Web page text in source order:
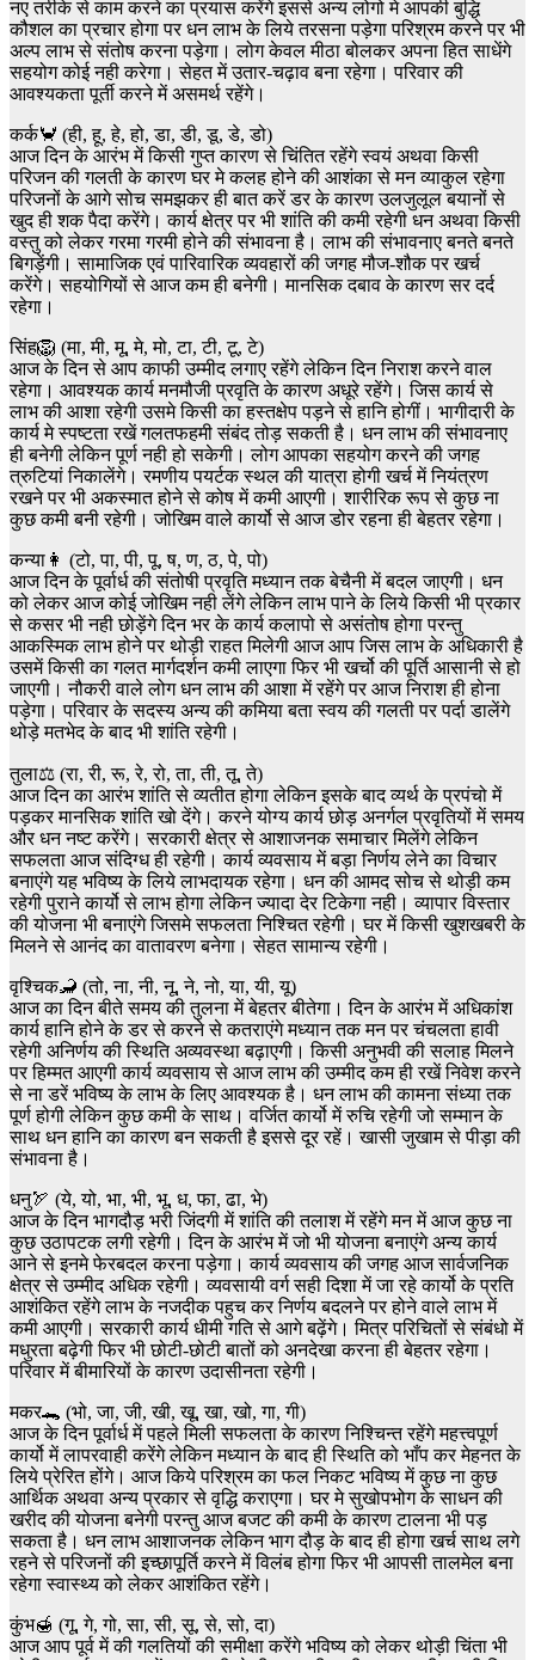
नए तरीके से काम करने का प्रयास करेंगे इससे अन्य लोगो मे आपकी बुद्धि
कौशल का प्रचार होगा पर धन लाभ के लिये तरसना पड़ेगा परिश्रम करने पर भी
अल्प लाभ से संतोष करना पड़ेगा। लोग केवल मीठा बोलकर अपना हित साधेंगे
सहयोग कोई नही करेगा। सेहत में उतार-चढ़ाव बना रहेगा। परिवार की
आवश्यकता पूर्ती करने में असमर्थ रहेंगे।
कर्क🦀 (ही, हू, हे, हो, डा, डी, डू, डे, डो)
आज दिन के आरंभ में किसी गुप्त कारण से चिंतित रहेंगे स्वयं अथवा किसी
परिजन की गलती के कारण घर मे कलह होने की आशंका से मन व्याकुल रहेगा
परिजनों के आगे सोच समझकर ही बात करें डर के कारण उलजुलूल बयानों से
खुद ही शक पैदा करेंगे। कार्य क्षेत्र पर भी शांति की कमी रहेगी धन अथवा किसी
वस्तु को लेकर गरमा गरमी होने की संभावना है। लाभ की संभावनाए बनते बनते
बिगड़ेंगी। सामाजिक एवं पारिवारिक व्यवहारों की जगह मौज-शौक पर खर्च
करेंगे। सहयोगियों से आज कम ही बनेगी। मानसिक दबाव के कारण सर दर्द
रहेगा।
सिंह🦁 (मा, मी, मू, मे, मो, टा, टी, टू, टे)
आज के दिन से आप काफी उम्मीद लगाए रहेंगे लेकिन दिन निराश करने वाल
रहेगा। आवश्यक कार्य मनमौजी प्रवृति के कारण अधूरे रहेंगे। जिस कार्य से
लाभ की आशा रहेगी उसमे किसी का हस्तक्षेप पड़ने से हानि होगीं। भागीदारी के
कार्य मे स्पष्टता रखें गलतफहमी संबंद तोड़ सकती है। धन लाभ की संभावनाए
ही बनेगी लेकिन पूर्ण नही हो सकेगी। लोग आपका सहयोग करने की जगह
त्रुटियां निकालेंगे। रमणीय पयर्टक स्थल की यात्रा होगी खर्च में नियंत्रण
रखने पर भी अकस्मात होने से कोष में कमी आएगी। शारीरिक रूप से कुछ ना
कुछ कमी बनी रहेगी। जोखिम वाले कार्यो से आज डोर रहना ही बेहतर रहेगा।
कन्या👩 (टो, पा, पी, पू, ष, ण, ठ, पे, पो)
आज दिन के पूर्वार्ध की संतोषी प्रवृति मध्यान तक बेचैनी में बदल जाएगी। धन
को लेकर आज कोई जोखिम नही लेंगे लेकिन लाभ पाने के लिये किसी भी प्रकार
से कसर भी नही छोड़ेंगे दिन भर के कार्य कलापो से असंतोष होगा परन्तु
आकस्मिक लाभ होने पर थोड़ी राहत मिलेगी आज आप जिस लाभ के अधिकारी है
उसमें किसी का गलत मार्गदर्शन कमी लाएगा फिर भी खर्चो की पूर्ति आसानी से हो
जाएगी। नौकरी वाले लोग धन लाभ की आशा में रहेंगे पर आज निराश ही होना
पड़ेगा। परिवार के सदस्य अन्य की कमिया बता स्वय की गलती पर पर्दा डालेंगे
थोड़े मतभेद के बाद भी शांति रहेगी।
तुला⚖️ (रा, री, रू, रे, रो, ता, ती, तू, ते)
आज दिन का आरंभ शांति से व्यतीत होगा लेकिन इसके बाद व्यर्थ के प्रपंचो में
पड़कर मानसिक शांति खो देंगे। करने योग्य कार्य छोड़ अनर्गल प्रवृतियों में समय
और धन नष्ट करेंगे। सरकारी क्षेत्र से आशाजनक समाचार मिलेंगे लेकिन
सफलता आज संदिग्ध ही रहेगी। कार्य व्यवसाय में बड़ा निर्णय लेने का विचार
बनाएंगे यह भविष्य के लिये लाभदायक रहेगा। धन की आमद सोच से थोड़ी कम
रहेगी पुराने कार्यो से लाभ होगा लेकिन ज्यादा देर टिकेगा नही। व्यापार विस्तार
की योजना भी बनाएंगे जिसमे सफलता निश्चित रहेगी। घर में किसी खुशखबरी के
मिलने से आनंद का वातावरण बनेगा। सेहत सामान्य रहेगी।
वृश्चिक🦂 (तो, ना, नी, नू, ने, नो, या, यी, यू)
आज का दिन बीते समय की तुलना में बेहतर बीतेगा। दिन के आरंभ में अधिकांश
कार्य हानि होने के डर से करने से कतराएंगे मध्यान तक मन पर चंचलता हावी
रहेगी अनिर्णय की स्थिति अव्यवस्था बढ़ाएगी। किसी अनुभवी की सलाह मिलने
पर हिम्मत आएगी कार्य व्यवसाय से आज लाभ की उम्मीद कम ही रखें निवेश करने
से ना डरें भविष्य के लाभ के लिए आवश्यक है। धन लाभ की कामना संध्या तक
पूर्ण होगी लेकिन कुछ कमी के साथ। वर्जित कार्यो में रुचि रहेगी जो सम्मान के
साथ धन हानि का कारण बन सकती है इससे दूर रहें। खासी जुखाम से पीड़ा की
संभावना है।
धनु🏹 (ये, यो, भा, भी, भू, ध, फा, ढा, भे)
आज के दिन भागदौड़ भरी जिंदगी में शांति की तलाश में रहेंगे मन में आज कुछ ना
कुछ उठापटक लगी रहेगी। दिन के आरंभ में जो भी योजना बनाएंगे अन्य कार्य
आने से इनमे फेरबदल करना पड़ेगा। कार्य व्यवसाय की जगह आज सार्वजनिक
क्षेत्र से उम्मीद अधिक रहेगी। व्यवसायी वर्ग सही दिशा में जा रहे कार्यो के प्रति
आशंकित रहेंगे लाभ के नजदीक पहुच कर निर्णय बदलने पर होने वाले लाभ में
कमी आएगी। सरकारी कार्य धीमी गति से आगे बढ़ेंगे। मित्र परिचितों से संबंधो में
मधुरता बढ़ेगी फिर भी छोटी-छोटी बातों को अनदेखा करना ही बेहतर रहेगा।
परिवार में बीमारियों के कारण उदासीनता रहेगी।
मकर🐊 (भो, जा, जी, खी, खू, खा, खो, गा, गी)
आज के दिन पूर्वार्ध में पहले मिली सफलता के कारण निश्चिन्त रहेंगे महत्त्वपूर्ण
कार्यो में लापरवाही करेंगे लेकिन मध्यान के बाद ही स्थिति को भाँप कर मेहनत के
लिये प्रेरित होंगे। आज किये परिश्रम का फल निकट भविष्य में कुछ ना कुछ
आर्थिक अथवा अन्य प्रकार से वृद्धि कराएगा। घर मे सुखोपभोग के साधन की
खरीद की योजना बनेगी परन्तु आज बजट की कमी के कारण टालना भी पड़
सकता है। धन लाभ आशाजनक लेकिन भाग दौड़ के बाद ही होगा खर्च साथ लगे
रहने से परिजनों की इच्छापूर्ति करने में विलंब होगा फिर भी आपसी तालमेल बना
रहेगा स्वास्थ्य को लेकर आशंकित रहेंगे।
कुंभ🍯 (गू, गे, गो, सा, सी, सू, से, सो, दा)
आज आप पूर्व में की गलतियों की समीक्षा करेंगे भविष्य को लेकर थोड़ी चिंता भी